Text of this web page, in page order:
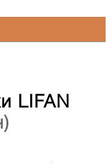
LIFAN